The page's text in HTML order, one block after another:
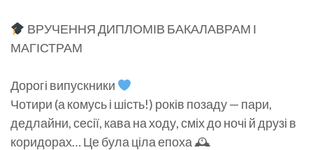
ВРУЧЕННЯ ДИПЛОМІВ БАКАЛАВРАМ І
МАГІСТРАМ
Дорогі випускники
Чотири (а комусь і шість!) років позаду — пари,
дедлайни, сесії, кава на ходу, сміх до ночі й друзі в
коридорах… Це була ціла епоха 🕰